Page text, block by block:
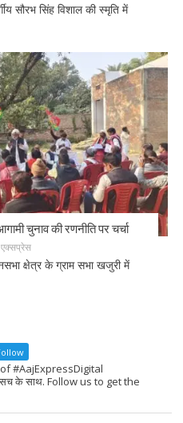
सौरभ सिंह विशाल की स्मृति में
चुनाव की रणनीति पर चर्चा
क्षेत्र के ग्राम सभा खजुरी में
#AajExpressDigital
के साथ. Follow us to get the